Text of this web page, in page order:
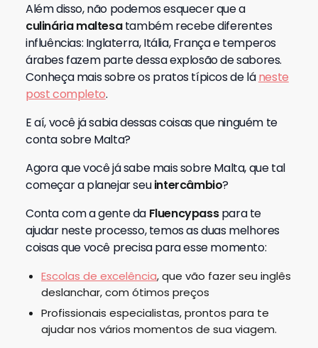
Além disso, não podemos esquecer que a
culinária maltesatambém recebe diferentes
influências: Inglaterra, Itália, França e temperos
árabes fazem parte dessa explosão de sabores.
Conheça mais sobre os pratos típicos de láneste
post completo.
E aí, você já sabia dessas coisas que ninguém te
conta sobre Malta?
Agora que você já sabe mais sobre Malta, que tal
começar a planejar seuintercâmbio?
Conta com a gente da Fluencypasspara te
ajudar neste processo, temos as duas melhores
coisas que você precisa para esse momento:
Escolas de excelência, que vão fazer seu inglês
deslanchar, com ótimos preços
Profissionais especialistas, prontos para te
ajudar nos vários momentos de sua viagem.